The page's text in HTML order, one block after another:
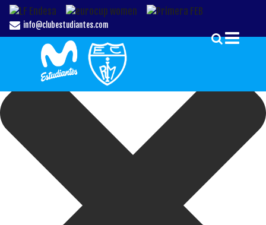
Gestionar el Consentimiento de las Cookies
info@clubestudiantes.com